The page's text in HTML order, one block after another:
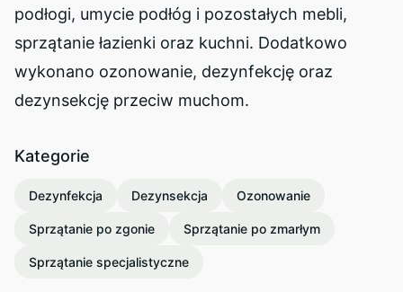
podłogi, umycie podłóg i pozostałych mebli,
sprzątanie łazienki oraz kuchni. Dodatkowo
wykonano ozonowanie, dezynfekcję oraz
dezynsekcję przeciw muchom.
Kategorie
Dezynfekcja Dezynsekcja Ozonowanie
Sprzątanie po zgonie Sprzątanie po zmarłym
Sprzątanie specjalistyczne